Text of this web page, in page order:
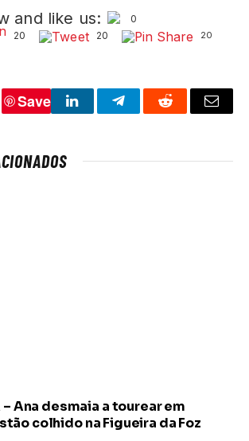
and like us:
0
20
20 20
Save
LinkedInTelegramReddit Email
– Ana desmaia a tourear em
colhido na Figueira da Foz